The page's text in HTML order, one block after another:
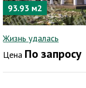
93.93 м2
Жизнь удалась
Цена По запросу